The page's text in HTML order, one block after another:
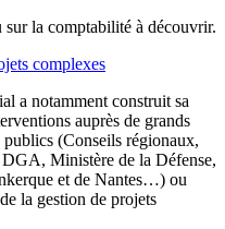
sur la comptabilité à découvrir.
complexes
a notamment construit sa
auprès de grands
publics (Conseils régionaux,
Ministère de la Défense,
et de Nantes…) ou
la gestion de projets